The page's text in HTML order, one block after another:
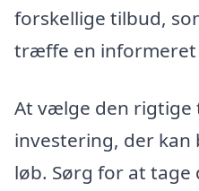
forskellige tilbud,
træffe en informeret
At vælge den
investering, der kan
løb. Sørg for at